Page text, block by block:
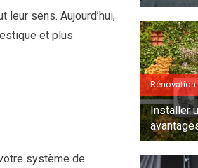
leur sens. Aujourd’hui,
et plus
système de
Rénovation
Installer